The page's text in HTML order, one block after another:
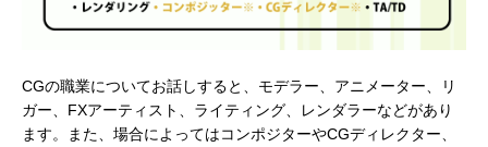
CGの職業についてお話しすると、モデラー、アニメーター、リ
ガー、FXアーティスト、ライティング、レンダラーなどがあり
ます。また、場合によってはコンポジターやCGディレクター、